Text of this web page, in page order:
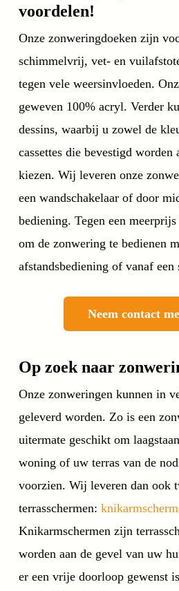
voordelen!
Onze zonweringdoeken zijn
schimmelvrij, vet- en
tegen vele weersinvloeden.
geweven 100% acryl. Verder
dessins, waarbij u zowel de
cassettes die bevestigd
kiezen. Wij leveren onze
een wandschakelaar of door
bediening. Tegen een
om de zonwering te bedienen
afstandsbediening of vanaf een
Neem contact
Op zoek naar
Onze zonweringen kunnen in
geleverd worden. Zo is een
uitermate geschikt om
woning of uw terras van de
voorzien. Wij leveren dan ook
terrasschermen:
Knikarmschermen zijn
worden aan de gevel van uw
er een vrije doorloop gewenst